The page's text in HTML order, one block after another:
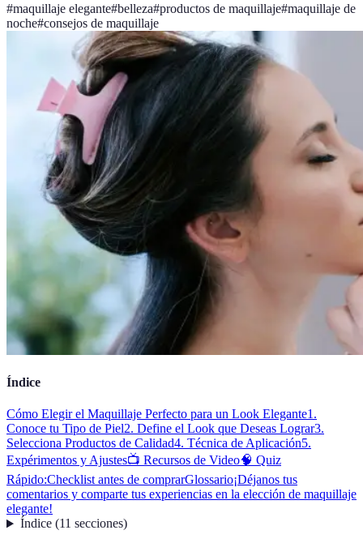
#maquillaje elegante#belleza#productos de maquillaje#maquillaje de
noche#consejos de maquillaje
Índice
Cómo Elegir el Maquillaje Perfecto para un Look Elegante1.
Conoce tu Tipo de Piel2. Define el Look que Deseas Lograr3.
Selecciona Productos de Calidad4. Técnica de Aplicación5.
Expérimentos y Ajustes📺 Recursos de Video🧠 Quiz
Rápido:Checklist antes de comprarGlossario¡Déjanos tus
comentarios y comparte tus experiencias en la elección de maquillaje
elegante!
Índice(11 secciones)